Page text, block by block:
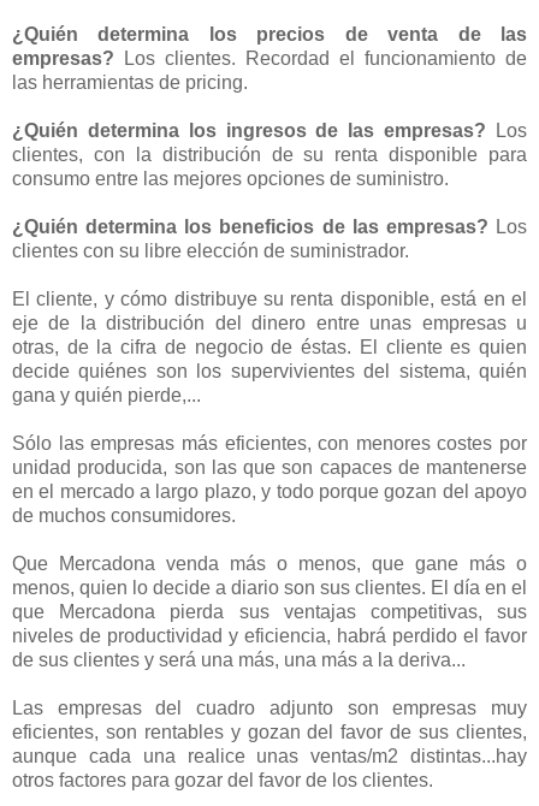
¿Quién determina los precios de venta de las
empresas? Los clientes. Recordad el funcionamiento de
las herramientas de pricing.
¿Quién determina los ingresos de las empresas? Los
clientes, con la distribución de su renta disponible para
consumo entre las mejores opciones de suministro.
¿Quién determina los beneficios de las empresas? Los
clientes con su libre elección de suministrador.
El cliente, y cómo distribuye su renta disponible, está en el
eje de la distribución del dinero entre unas empresas u
otras, de la cifra de negocio de éstas. El cliente es quien
decide quiénes son los supervivientes del sistema, quién
gana y quién pierde,...
Sólo las empresas más eficientes, con menores costes por
unidad producida, son las que son capaces de mantenerse
en el mercado a largo plazo, y todo porque gozan del apoyo
de muchos consumidores.
Que Mercadona venda más o menos, que gane más o
menos, quien lo decide a diario son sus clientes. El día en el
que Mercadona pierda sus ventajas competitivas, sus
niveles de productividad y eficiencia, habrá perdido el favor
de sus clientes y será una más, una más a la deriva...
Las empresas del cuadro adjunto son empresas muy
eficientes, son rentables y gozan del favor de sus clientes,
aunque cada una realice unas ventas/m2 distintas...hay
otros factores para gozar del favor de los clientes.